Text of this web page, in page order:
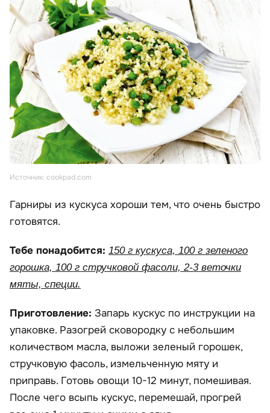
Источник: cookpad.com
Гарниры из кускуса хороши тем, что очень быстро
готовятся.
Тебе понадобится: 150 г кускуса, 100 г зеленого
горошка, 100 г стручковой фасоли, 2-3 веточки
мяты, специи.
Приготовление: Запарь кускус по инструкции на
упаковке. Разогрей сковородку с небольшим
количеством масла, выложи зеленый горошек,
стручковую фасоль, измельченную мяту и
приправь. Готовь овощи 10-12 минут, помешивая.
После чего всыпь кускус, перемешай, прогрей